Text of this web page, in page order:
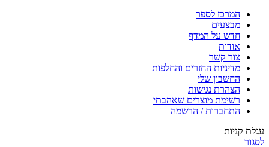
המרכז לספר
מבצעים
חדש על המדף
אודות
צור קשר
מדיניות החזרים והחלפות
החשבון שלי
הצהרת נגישות
רשימת מוצרים שאהבתי
התחברות / הרשמה
עגלת קניות
לסגור